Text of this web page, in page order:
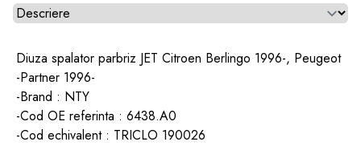
Alegeti tab
Diuza spalator parbriz JET Citroen Berlingo 1996-, Peugeot
-Partner 1996-
-Brand : NTY
-Cod OE referinta : 6438.A0
-Cod echivalent : TRICLO 190026